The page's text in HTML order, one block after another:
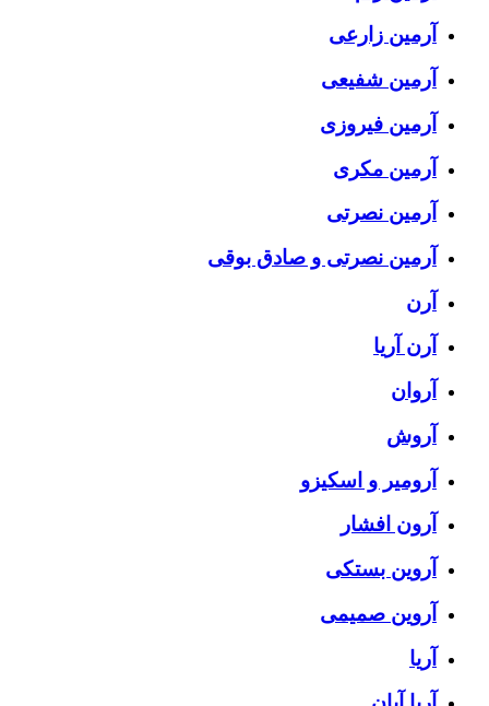
آرمین زارعی
آرمین شفیعی
آرمین فیروزی
آرمین مکری
آرمین نصرتی
آرمین نصرتی و صادق بوقی
آرن
آرن آریا
آروان
آروش
آرومیر و اسکیزو
آرون افشار
آروین بستکی
آروین صمیمی
آریا